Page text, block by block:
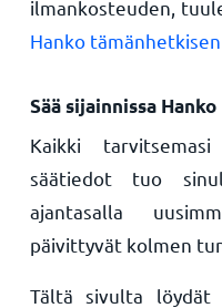
ilmankosteuden,
Hanko
Sää sijainnissa Hanko
Kaikki
säätiedot tuo
ajantasalla
päivittyvät kolmen
Tältä sivulta löydät